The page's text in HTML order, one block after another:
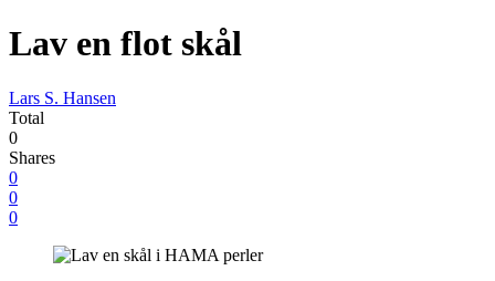
Lav en flot skål
Lars S. Hansen
Total
0
Shares
0
0
0